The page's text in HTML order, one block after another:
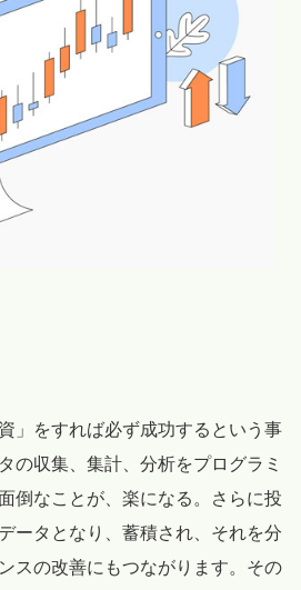
」をすれば必ず成功するという事
の収集、集計、分析をプログラミ
倒なことが、楽になる。さらに投
ータとなり、蓄積され、それを分
スの改善にもつながります。その